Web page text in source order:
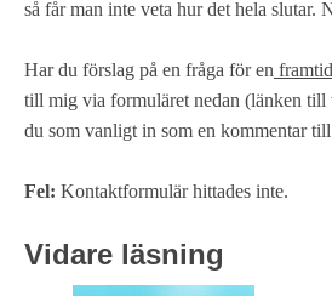
så får man inte veta hur det hela slutar.
Har du förslag på en fråga för en
till mig via formuläret nedan (länken till
du som vanligt in som en kommentar
Fel: Kontaktformulär hittades inte.
Vidare läsning